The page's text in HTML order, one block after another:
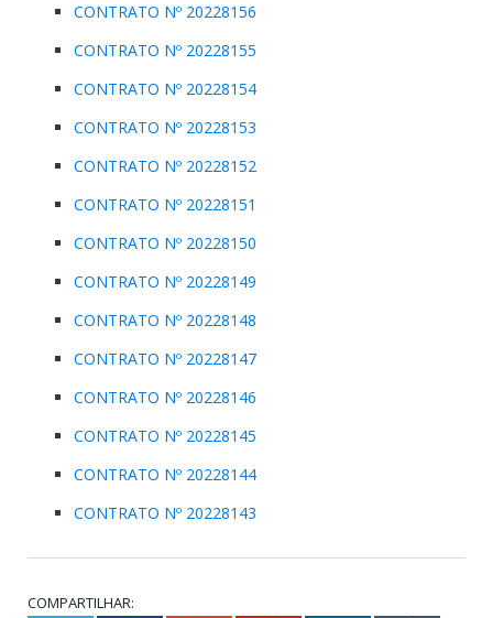
CONTRATO Nº 20228156
CONTRATO Nº 20228155
CONTRATO Nº 20228154
CONTRATO Nº 20228153
CONTRATO Nº 20228152
CONTRATO Nº 20228151
CONTRATO Nº 20228150
CONTRATO Nº 20228149
CONTRATO Nº 20228148
CONTRATO Nº 20228147
CONTRATO Nº 20228146
CONTRATO Nº 20228145
CONTRATO Nº 20228144
CONTRATO Nº 20228143
COMPARTILHAR: